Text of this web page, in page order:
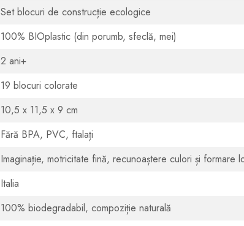
Set blocuri de construcție ecologice
100% BIOplastic (din porumb, sfeclă, mei)
2 ani+
19 blocuri colorate
10,5 x 11,5 x 9 cm
Fără BPA, PVC, ftalați
Imaginație, motricitate fină, recunoaștere culori și formare
Italia
100% biodegradabil, compoziție naturală